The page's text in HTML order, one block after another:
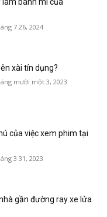
7 26, 2024
xài tín dụng?
mười một 3, 2023
của việc xem phim tại
3 31, 2023
gần đường ray xe lửa